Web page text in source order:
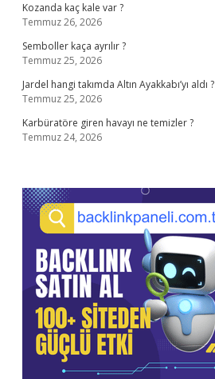
Kozanda kaç kale var ?
Temmuz 26, 2026
Semboller kaça ayrılır ?
Temmuz 25, 2026
Jardel hangi takımda Altın Ayakkabı’yı aldı ?
Temmuz 25, 2026
Karbüratöre giren havayı ne temizler ?
Temmuz 24, 2026